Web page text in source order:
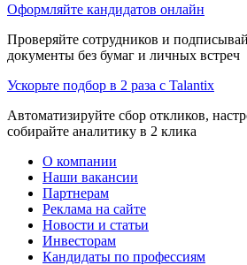
Оформляйте кандидатов онлайн
Проверяйте сотрудников и
документы без бумаг и личных встреч
Ускорьте подбор в 2 раза с Talantix
Автоматизируйте сбор откликов,
собирайте аналитику в 2 клика
О компании
Наши вакансии
Партнерам
Реклама на сайте
Новости и статьи
Инвесторам
Кандидаты по профессиям